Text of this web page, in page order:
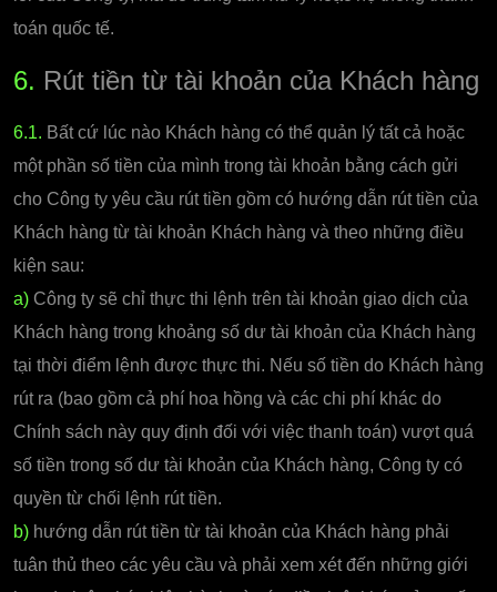
toán quốc tế.
6. Rút tiền từ tài khoản của Khách hàng
6.1. Bất cứ lúc nào Khách hàng có thể quản lý tất cả hoặc
một phần số tiền của mình trong tài khoản bằng cách gửi
cho Công ty yêu cầu rút tiền gồm có hướng dẫn rút tiền của
Khách hàng từ tài khoản Khách hàng và theo những điều
kiện sau:
a) Công ty sẽ chỉ thực thi lệnh trên tài khoản giao dịch của
Khách hàng trong khoảng số dư tài khoản của Khách hàng
tại thời điểm lệnh được thực thi. Nếu số tiền do Khách hàng
rút ra (bao gồm cả phí hoa hồng và các chi phí khác do
Chính sách này quy định đối với việc thanh toán) vượt quá
số tiền trong số dư tài khoản của Khách hàng, Công ty có
quyền từ chối lệnh rút tiền.
b) hướng dẫn rút tiền từ tài khoản của Khách hàng phải
tuân thủ theo các yêu cầu và phải xem xét đến những giới